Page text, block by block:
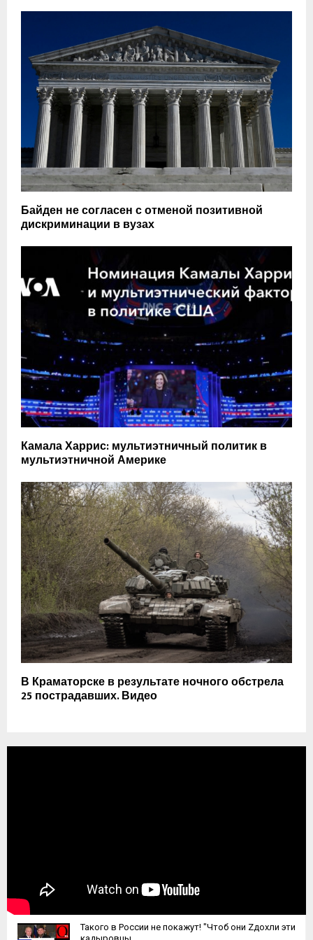
Байден не согласен с отменой позитивной
дискриминации в вузах
Камала Харрис: мультиэтничный политик в
мультиэтничной Америке
В Краматорске в результате ночного обстрела
25 пострадавших. Видео
Такого в России не покажут! "Чтоб они Zдохли эти